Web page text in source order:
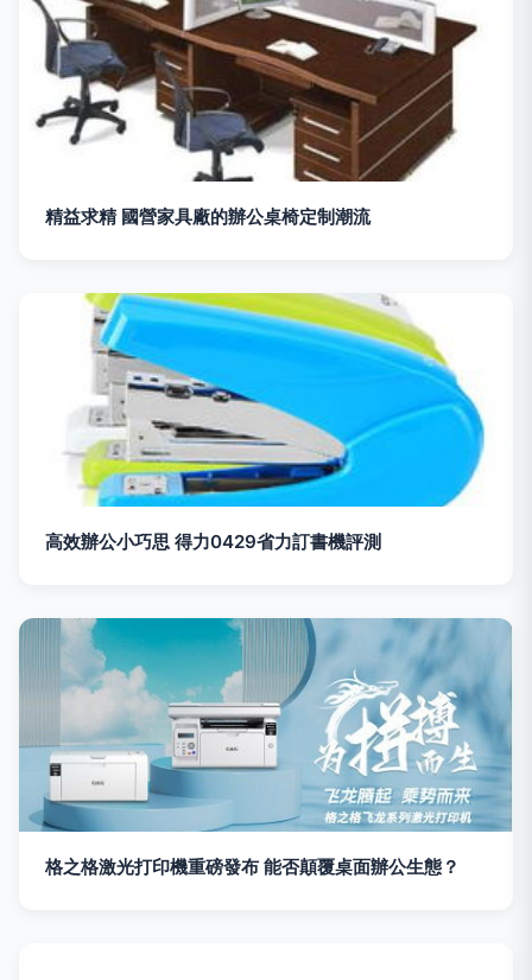
精益求精 國營家具廠的辦公桌椅定制潮流
高效辦公小巧思 得力0429省力訂書機評測
格之格激光打印機重磅發布 能否顛覆桌面辦公生態？